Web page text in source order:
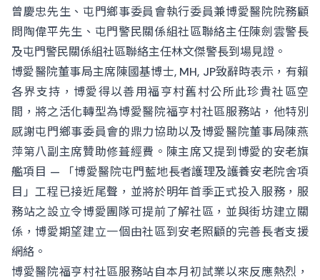
曾慶忠先生、屯門鄉事委員會執行委員兼博愛醫院院務顧
問陶偉平先生、屯門警民關係組社區聯絡主任陳劍雲警長
及屯門警民關係組社區聯絡主任林文傑警長到場見證。
博愛醫院董事局主席陳國基博士, MH, JP致辭時表示，有賴
各界支持，博愛得以善用福亨村舊村公所此珍貴社區空
間，將之活化轉型為博愛醫院福亨村社區服務站，他特別
感謝屯門鄉事委員會的鼎力協助以及博愛醫院董事局陳燕
萍第八副主席贊助修葺經費。陳主席又提到博愛的安老旗
艦項目 — 「博愛醫院屯門藍地長者護理及護養安老院舍項
目」工程已接近尾聲，並將於明年首季正式投入服務，服
務站之設立令博愛團隊可提前了解社區，並與街坊建立關
係，博愛期望建立一個由社區到安老照顧的完善長者支援
網絡。
博愛醫院福亨村社區服務站自本月初試業以來反應熱烈，